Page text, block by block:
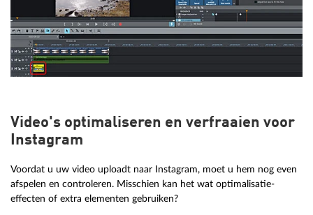
Video's optimaliseren en verfraaien voor
Instagram
Voordat u uw video uploadt naar Instagram, moet u hem nog even
afspelen en controleren. Misschien kan het wat optimalisatie-
effecten of extra elementen gebruiken?